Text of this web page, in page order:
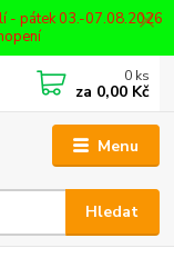
- pátek 03.-07.08.2026
Menu
Hledat
0 ks
za 0,00 Kč